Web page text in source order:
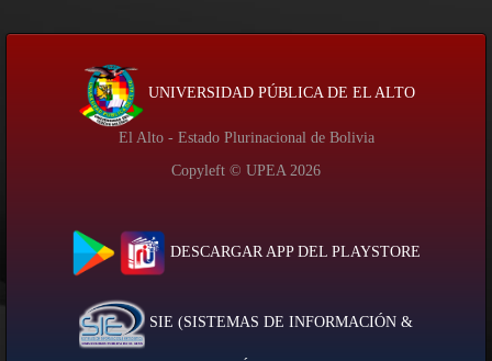
UNIVERSIDAD PÚBLICA DE EL ALTO
El Alto - Estado Plurinacional de Bolivia
Copyleft © UPEA 2026
DESCARGAR APP DEL PLAYSTORE
SIE (SISTEMAS DE INFORMACIÓN &